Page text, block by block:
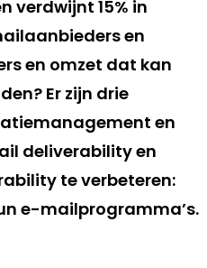
verdwijnt 15% in
en
en omzet dat kan
Er zijn drie
en
deliverability en
te verbeteren:
e-mailprogramma’s.